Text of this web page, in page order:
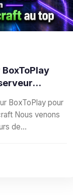
BoxToPlay pour
Nous venons
de